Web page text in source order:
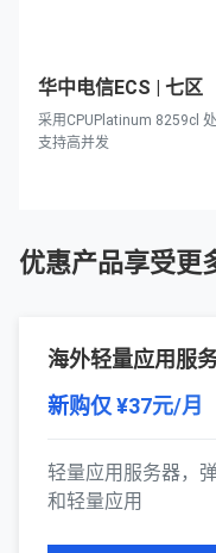
华中电信ECS | 七区
采用CPUPlatinum 8259cl
支持高并发
优惠产品享受更
海外轻量应用服
新购仅 ¥37元/月
轻量应用服务器，
和轻量应用